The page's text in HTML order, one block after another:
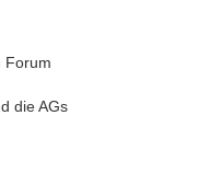
Forum
die AGs